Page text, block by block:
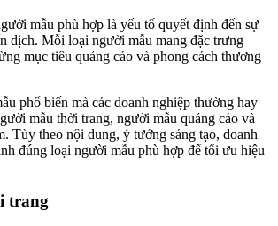
mẫu phù hợp là yếu tố quyết định đến sự
dịch. Mỗi loại người mẫu mang đặc trưng
mục tiêu quảng cáo và phong cách thương
phổ biến mà các doanh nghiệp thường hay
mẫu thời trang, người mẫu quảng cáo và
Tùy theo nội dung, ý tưởng sáng tạo, doanh
đúng loại người mẫu phù hợp để tối ưu hiệu
trang